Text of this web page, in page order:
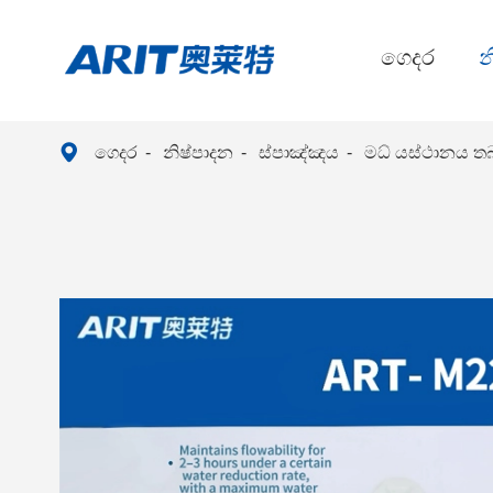
ගෙදර
 ගෙදර නිෂ්පාදන ස්පාඤ්ඤය මධ් යස්ථානය